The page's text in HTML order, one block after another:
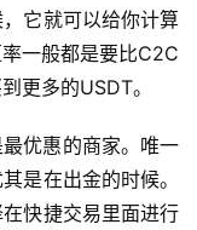
它就可以给你计算
一般都是要比C2C
更多的USDT。
优惠的商家。唯一
是在出金的时候。
快捷交易里面进行